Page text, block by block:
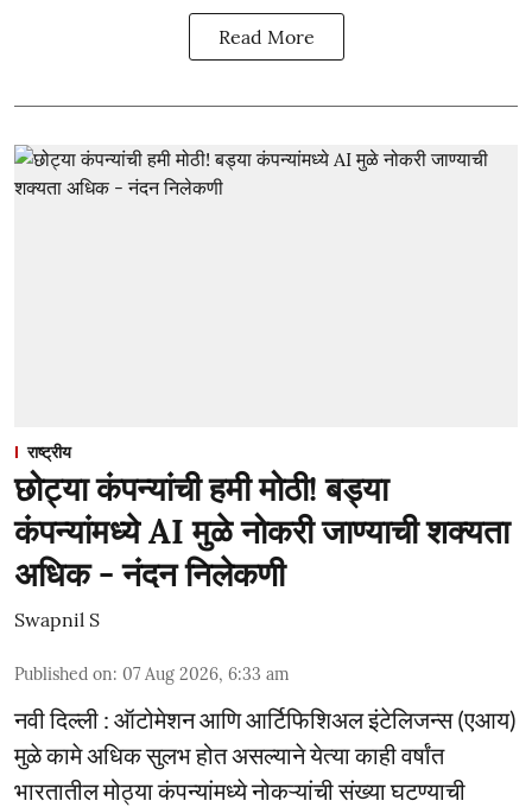
Read More
राष्ट्रीय
छोट्या कंपन्यांची हमी मोठी! बड्या
कंपन्यांमध्ये AI मुळे नोकरी जाण्याची शक्यता
अधिक - नंदन निलेकणी
Swapnil S
Published on: 07 Aug 2026, 6:33 am
नवी दिल्ली : ऑटोमेशन आणि आर्टिफिशिअल इंटेलिजन्स (एआय)
मुळे कामे अधिक सुलभ होत असल्याने येत्या काही वर्षांत
भारतातील मोठ्या कंपन्यांमध्ये नोकऱ्यांची संख्या घटण्याची